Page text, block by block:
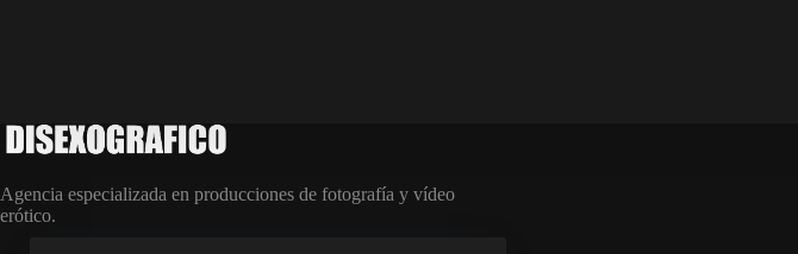
Agencia especializada en producciones de fotografía y vídeo
erótico.